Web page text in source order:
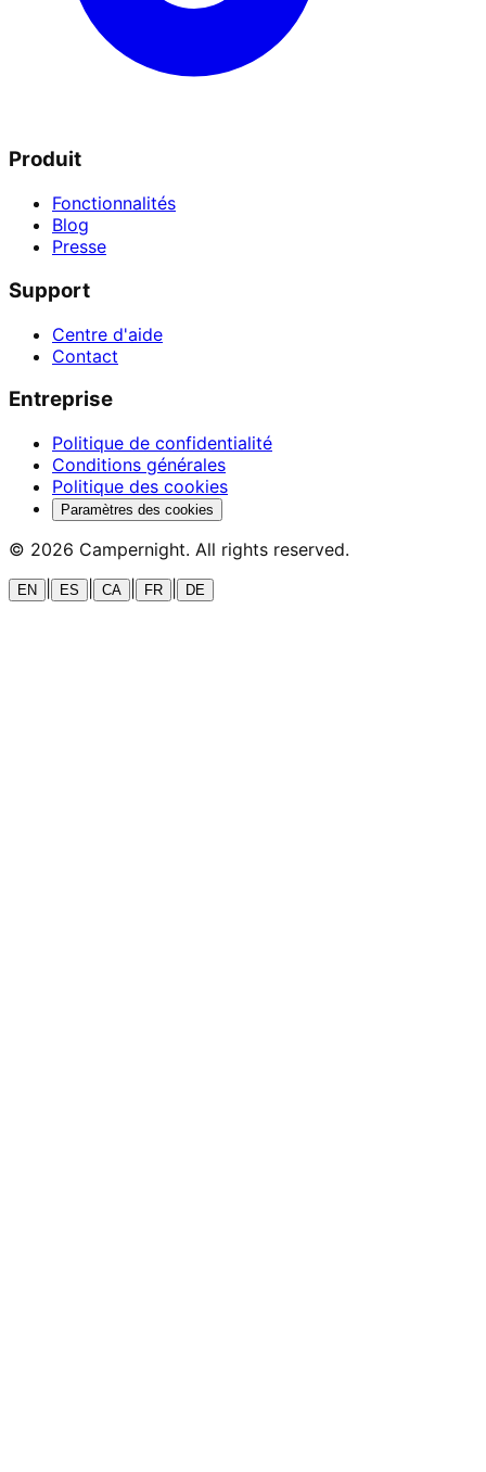
Produit
Fonctionnalités
Blog
Presse
Support
Centre d'aide
Contact
Entreprise
Politique de confidentialité
Conditions générales
Politique des cookies
Paramètres des cookies
© 2026 Campernight. All rights reserved.
EN ES CA FR DE